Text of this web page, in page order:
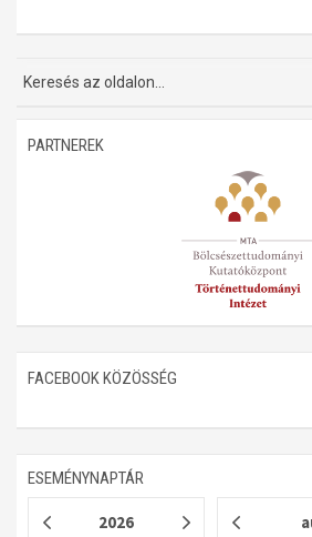
PARTNEREK
FACEBOOK KÖZÖSSÉG
ESEMÉNYNAPTÁR
2026